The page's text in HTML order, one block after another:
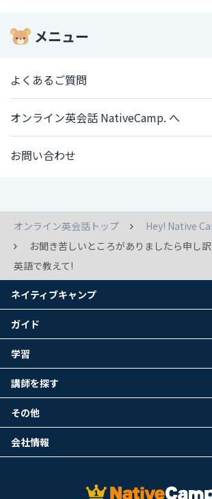
メニュー
よくあるご質問
オンライン英会話 NativeCamp. へ
お問い合わせ
オンライン英会話トップ
Hey! Native
お聞き苦しいところがありましたら申し
英語で教えて!
ネイティブキャンプ
ガイド
学習
講師を探す
その他
会社情報